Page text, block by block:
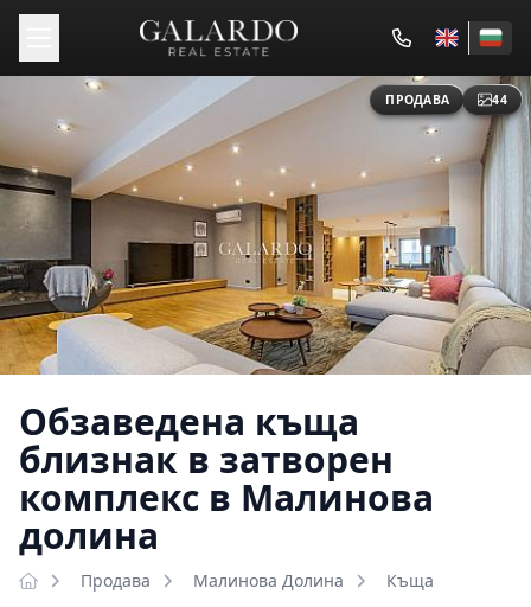
ПРОДАВА 44
Обзаведена къща
близнак в затворен
комплекс в Малинова
долина
Продава Малинова Долина Къща